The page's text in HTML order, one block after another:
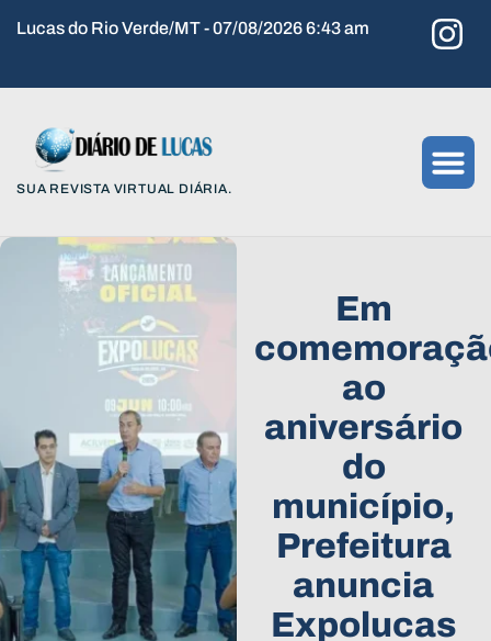
Lucas do Rio Verde/MT - 07/08/2026 6:43 am
SUA REVISTA VIRTUAL DIÁRIA.
Em
ao
aniversário
do
município,
Prefeitura
anuncia
Expolucas